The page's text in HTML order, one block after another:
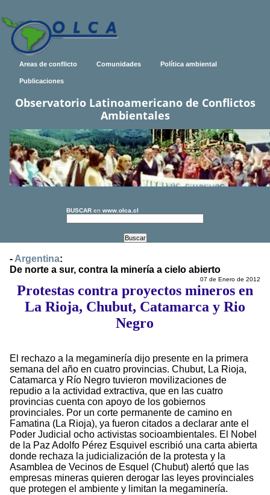
Areas de conflicto Comunidades Política ambiental
Publicaciones
Observatorio Latinoamericano de Conflictos
Ambientales
BUSCAR en www.olca.cl
- Argentina:
De norte a sur, contra la minería a cielo abierto
07 de Enero de 2012
Protestas contra proyectos mineros en
La Rioja, Chubut, Catamarca y Rio
Negro
El rechazo a la megaminería dijo presente en la primera
semana del año en cuatro provincias. Chubut, La Rioja,
Catamarca y Río Negro tuvieron movilizaciones de
repudio a la actividad extractiva, que en las cuatro
provincias cuenta con apoyo de los gobiernos
provinciales. Por un corte permanente de camino en
Famatina (La Rioja), ya fueron citados a declarar ante el
Poder Judicial ocho activistas socioambientales. El Nobel
de la Paz Adolfo Pérez Esquivel escribió una carta abierta
donde rechaza la judicialización de la protesta y la
Asamblea de Vecinos de Esquel (Chubut) alertó que las
empresas mineras quieren derogar las leyes provinciales
que protegen el ambiente y limitan la megaminería.